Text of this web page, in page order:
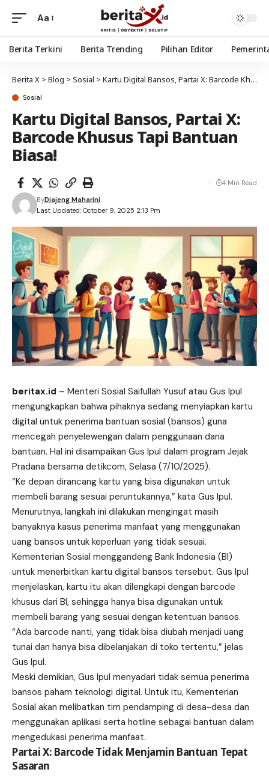
Aa
Berita Terkini Berita Trending Pilihan Editor
Berita X > Blog > Sosial > Kartu Digital Bansos, Partai X: Barcode Khusus Tapi Bantuan Biasa!
Sosial
Kartu Digital Bansos, Partai X:
Barcode Khusus Tapi Bantuan
Biasa!
Last Updated: October 9, 2025 2:13 Pm
ByDiajeng Maharini
4 Min Read
beritax.id – Menteri Sosial Saifullah Yusuf atau Gus Ipul
mengungkapkan bahwa pihaknya sedang menyiapkan kartu
digital untuk penerima bantuan sosial (bansos) guna
mencegah penyelewengan dalam penggunaan dana
bantuan. Hal ini disampaikan Gus Ipul dalam program Jejak
Pradana bersama detikcom, Selasa (7/10/2025).
“Ke depan dirancang kartu yang bisa digunakan untuk
membeli barang sesuai peruntukannya,” kata Gus Ipul.
Menurutnya, langkah ini dilakukan mengingat masih
banyaknya kasus penerima manfaat yang menggunakan
uang bansos untuk keperluan yang tidak sesuai.
Kementerian Sosial menggandeng Bank Indonesia (BI)
untuk menerbitkan kartu digital bansos tersebut. Gus Ipul
menjelaskan, kartu itu akan dilengkapi dengan barcode
khusus dari BI, sehingga hanya bisa digunakan untuk
membeli barang yang sesuai dengan ketentuan bansos.
“Ada barcode nanti, yang tidak bisa diubah menjadi uang
tunai dan hanya bisa dibelanjakan di toko tertentu,” jelas
Gus Ipul.
Meski demikian, Gus Ipul menyadari tidak semua penerima
bansos paham teknologi digital. Untuk itu, Kementerian
Sosial akan melibatkan tim pendamping di desa-desa dan
menggunakan aplikasi serta hotline sebagai bantuan dalam
mengedukasi penerima manfaat.
Partai X: Barcode Tidak Menjamin Bantuan Tepat
Sasaran